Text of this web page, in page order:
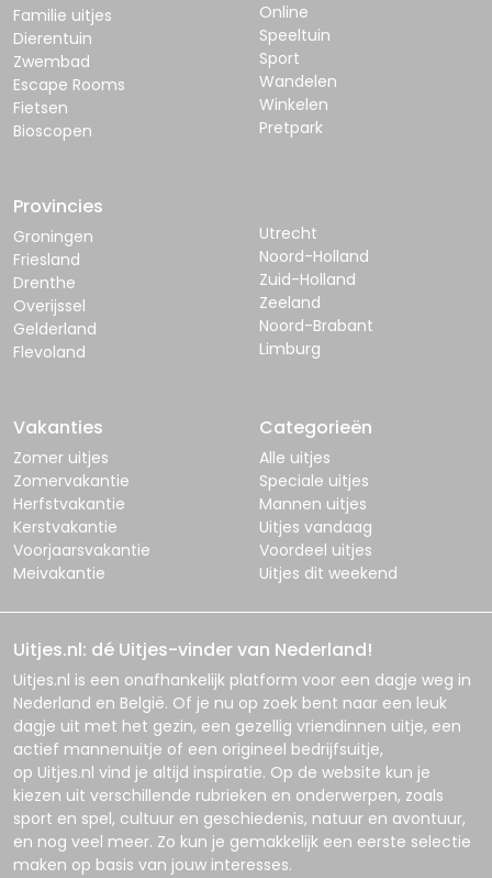
Familie uitjes
Dierentuin
Zwembad
Escape Rooms
Fietsen
Bioscopen
Online
Speeltuin
Sport
Wandelen
Winkelen
Pretpark
Provincies
Groningen
Friesland
Drenthe
Overijssel
Gelderland
Flevoland
Utrecht
Noord-Holland
Zuid-Holland
Zeeland
Noord-Brabant
Limburg
Vakanties
Zomer uitjes
Zomervakantie
Herfstvakantie
Kerstvakantie
Voorjaarsvakantie
Meivakantie
Categorieën
Alle uitjes
Speciale uitjes
Mannen uitjes
Uitjes vandaag
Voordeel uitjes
Uitjes dit weekend
Uitjes.nl: dé Uitjes-vinder van Nederland!
Uitjes.nl is een onafhankelijk platform voor een dagje weg in
Nederland en België. Of je nu op zoek bent naar een leuk
dagje uit met het gezin, een gezellig vriendinnen uitje, een
actief mannenuitje of een origineel bedrijfsuitje,
op Uitjes.nl vind je altijd inspiratie. Op de website kun je
kiezen uit verschillende rubrieken en onderwerpen, zoals
sport en spel, cultuur en geschiedenis, natuur en avontuur,
en nog veel meer. Zo kun je gemakkelijk een eerste selectie
maken op basis van jouw interesses.